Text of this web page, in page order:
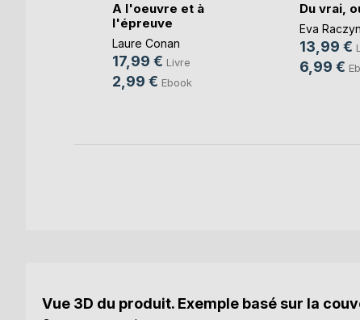
A l'oeuvre et à
l'épreuve
Laure Conan
17,99 € Livre
2,99 € Ebook
Du vrai,
Eva
13,99 €
6,99 €
Vue 3D du produit. Exemple basé sur la